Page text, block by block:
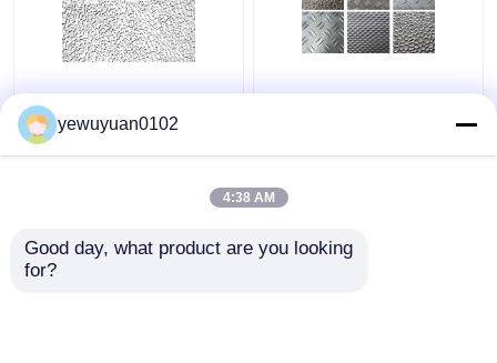
Gewerbliche Stuck-
geprägte
Aluminiumspule,
Glattes dekoratives
anpassbar
yewuyuan0102
4:38 AM
Good day, what product are you looking
for?